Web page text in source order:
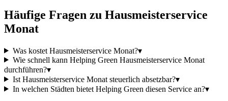
Häufige Fragen zu Hausmeisterservice
Monat
Was kostet Hausmeisterservice Monat?▾
Wie schnell kann Helping Green Hausmeisterservice Monat
durchführen?▾
Ist Hausmeisterservice Monat steuerlich absetzbar?▾
In welchen Städten bietet Helping Green diesen Service an?▾